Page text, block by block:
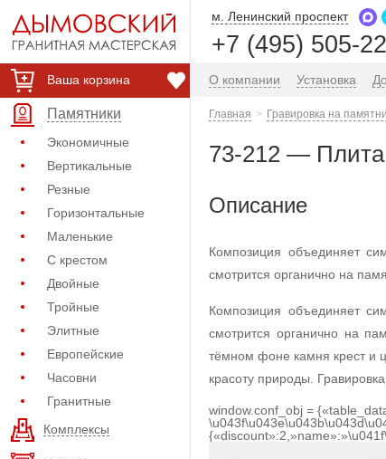
Ваша корзина
Памятники
Экономичные
Вертикальные
Резные
Горизонтальные
Маленькие
С крестом
Двойные
Тройные
Элитные
Европейские
Часовни
Гранитные
Комплексы
м. Ленинский проспект
+7 (495) 505-
О компании Установка
Главная Гравировка на
73-212 — Плита
Описание
Композиция объединяет
смотрится органично на
Композиция объединяет
смотрится органично на
тёмном фоне камня крест и
красоту природы.
window.conf_obj =